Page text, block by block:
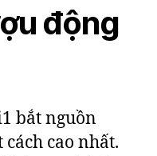
động
bắt nguồn
cao nhất.